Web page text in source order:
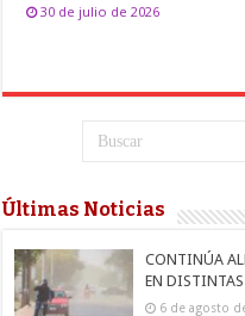
30 de julio de 2026
Últimas Noticias
CONTINÚA
EN
6 de agosto